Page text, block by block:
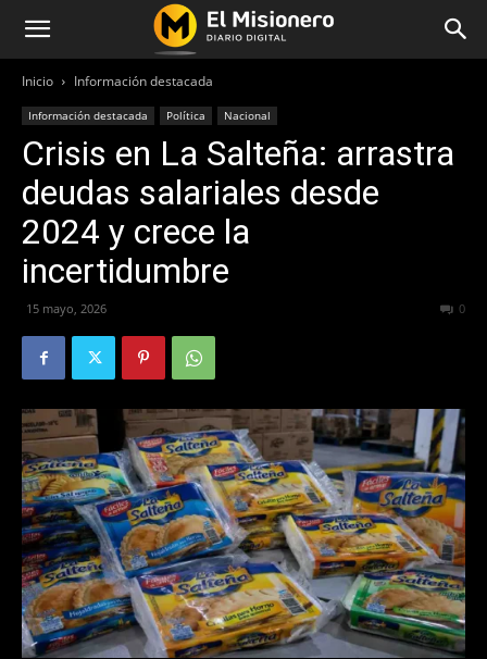
Inicio Información destacada
Información destacada Política Nacional
Crisis en La Salteña: arrastra
deudas salariales desde
2024 y crece la
incertidumbre
15 mayo, 2026 0